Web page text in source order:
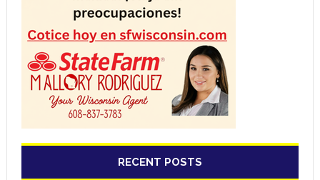
RECENT POSTS